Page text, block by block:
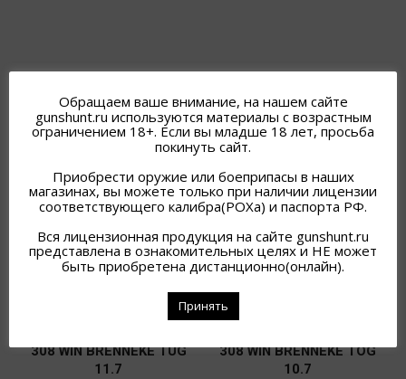
ПОХОЖИЕ ТОВАРЫ
308 WIN BRENNEKE TUG
11.7
308 WIN BRENNEKE TOG
10.7
Обращаем ваше внимание, на нашем сайте
gunshunt.ru используются материалы с возрастным
ограничением 18+. Если вы младше 18 лет, просьба
покинуть сайт.
Приобрести оружие или боеприпасы в наших
магазинах, вы можете только при наличии лицензии
соответствующего калибра(РОХа) и паспорта РФ.
Вся лицензионная продукция на сайте gunshunt.ru
представлена в ознакомительных целях и НЕ может
быть приобретена дистанционно(онлайн).
Принять